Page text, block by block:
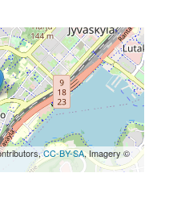
CC-BY-SA, Imagery ©